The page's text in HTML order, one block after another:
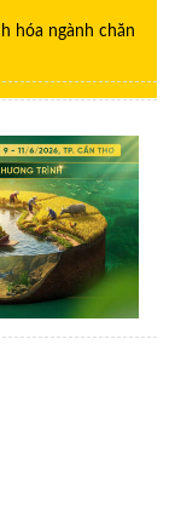
hóa ngành chăn